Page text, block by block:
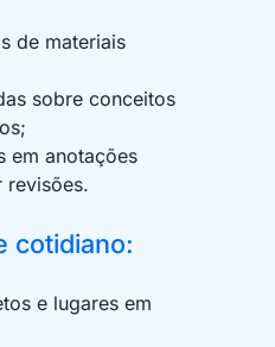
de materiais
sobre conceitos
em anotações
revisões.
cotidiano:
e lugares em